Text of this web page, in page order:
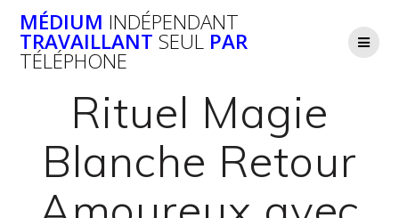
au
contenu
MÉDIUM INDÉPENDANT
TRAVAILLANT SEUL PAR
TÉLÉPHONE
Rituel Magie
Blanche Retour